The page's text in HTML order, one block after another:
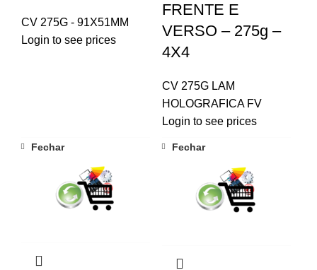
CV 275G - 91X51MM
Login to see prices
FRENTE E
VERSO – 275g –
4X4
CV 275G LAM
HOLOGRAFICA FV
Login to see prices
Fechar Fechar